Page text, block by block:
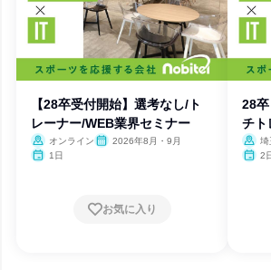
【28卒受付開始】選考なし/ト
レーナー/WEB業界セミナー
オンライン
2026年8月・9月
1日
お気に入り
28
チト
埼
2